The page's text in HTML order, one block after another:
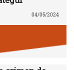
04/05/2024